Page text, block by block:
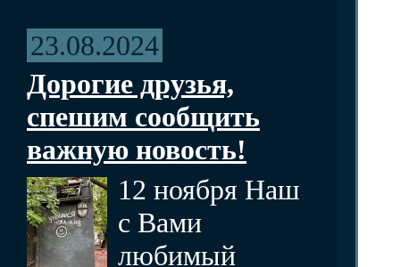
23.08.2024
Дорогие друзья,
спешим сообщить
важную новость!
12 ноября Наш
с Вами
любимый